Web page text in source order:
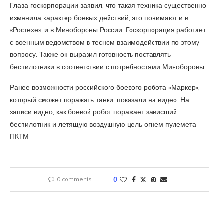
Глава госкорпорации заявил, что такая техника существенно
изменила характер боевых действий, это понимают и в
«Ростехе», и в Минобороны России. Госкорпорация работает
с военным ведомством в тесном взаимодействии по этому
вопросу. Также он выразил готовность поставлять
беспилотники в соответствии с потребностями Минобороны.
Ранее возможности российского боевого робота «Маркер»,
который сможет поражать танки, показали на видео. На
записи видно, как боевой робот поражает зависший
беспилотник и летящую воздушную цель огнем пулемета
ПКТМ
0 comments 0